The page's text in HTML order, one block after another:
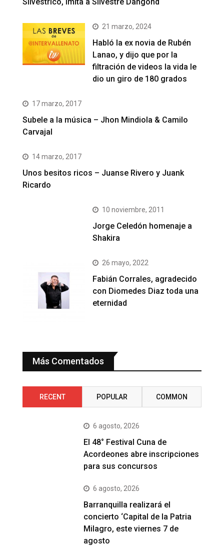
21 marzo, 2024
Habló la ex novia de Rubén
Lanao, y dijo que por la
filtración de videos la vida le
dio un giro de 180 grados
17 marzo, 2017
Subele a la música – Jhon Mindiola & Camilo
Carvajal
14 marzo, 2017
Unos besitos ricos – Juanse Rivero y Juank
Ricardo
10 noviembre, 2011
Jorge Celedón homenaje a
Shakira
26 mayo, 2022
Fabián Corrales, agradecido
con Diomedes Diaz toda una
eternidad
Más Comentados
RECENT POPULAR COMMON
6 agosto, 2026
El 48° Festival Cuna de
Acordeones abre inscripciones
para sus concursos
6 agosto, 2026
Barranquilla realizará el
concierto ‘Capital de la Patria
Milagro, este viernes 7 de
agosto